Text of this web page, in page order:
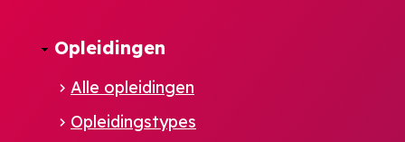
Opleidingen
Alle opleidingen
Opleidingstypes